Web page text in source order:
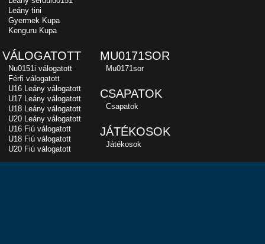
Leány tini
Gyermek Kupa
Kenguru Kupa
VÁLOGATOTT
Nu0151i válogatott
Férfi válogatott
U16 Leány válogatott
U17 Leány válogatott
U18 Leány válogatott
U20 Leány válogatott
U16 Fiú válogatott
U18 Fiú válogatott
U20 Fiú válogatott
MU0171SOR
Mu0171sor
CSAPATOK
Csapatok
JÁTÉKOSOK
Játékosok